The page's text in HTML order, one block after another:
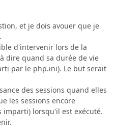
et je dois avouer que je
d'intervenir lors de la
dire quand sa durée de vie
par le php.ini). Le but serait
des sessions quand elles
les sessions encore
imparti) lorsqu'il est exécuté.